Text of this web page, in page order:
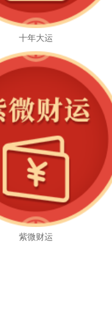
十年大运
紫微财运